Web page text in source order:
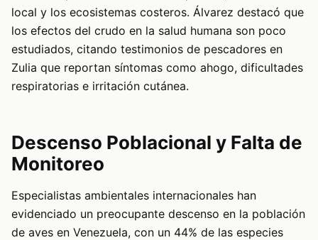
local y los ecosistemas costeros. Álvarez destacó que
los efectos del crudo en la salud humana son poco
estudiados, citando testimonios de pescadores en
Zulia que reportan síntomas como ahogo, dificultades
respiratorias e irritación cutánea.
Descenso Poblacional y Falta de
Monitoreo
Especialistas ambientales internacionales han
evidenciado un preocupante descenso en la población
de aves en Venezuela, con un 44% de las especies